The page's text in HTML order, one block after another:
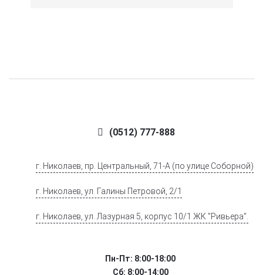
(0512) 777-888
г. Николаев, пр. Центральный, 71-А (по улице Соборной)
г. Николаев, ул. Галины Петровой, 2/1
г. Николаев, ул. Лазурная 5, корпус 10/1 ЖК "Ривьера".
Пн-Пт: 8:00-18:00
Сб: 8:00-14:00